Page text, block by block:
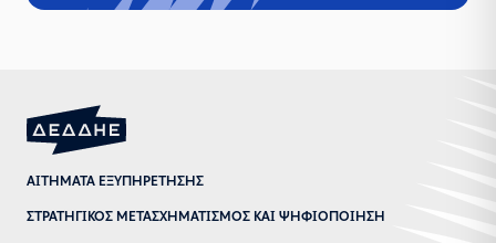
ΑΙΤΗΜΑΤΑ ΕΞΥΠΗΡΕΤΗΣΗΣ
ΣΤΡΑΤΗΓΙΚΟΣ ΜΕΤΑΣΧΗΜΑΤΙΣΜΟΣ ΚΑΙ ΨΗΦΙΟΠΟΙΗΣΗ